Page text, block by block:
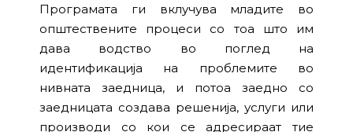
Програмата ги вклучува младите во
општествените процеси со тоа што им
дава водство во поглед на
идентификација на проблемите во
нивната заедница, и потоа заедно со
заедницата создава решенија, услуги или
производи со кои се адресираат тие